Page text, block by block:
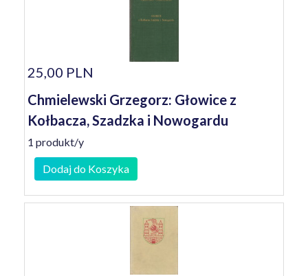
25,00 PLN
Chmielewski Grzegorz: Głowice z
Kołbacza, Szadzka i Nowogardu
1 produkt/y
Dodaj do Koszyka